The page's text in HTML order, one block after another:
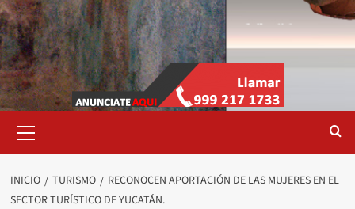
primario
INICIO TURISMO
RECONOCEN APORTACIÓN DE LAS MUJERES EN EL
SECTOR TURÍSTICO DE YUCATÁN.